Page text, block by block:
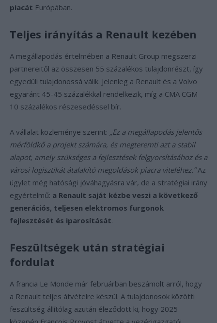
piacát Európában.
Teljes irányítás a Renault kezében
A megállapodás értelmében a Renault Group megszerzi
partnereitől az összesen 55 százalékos tulajdonrészt, így
egyedüli tulajdonossá válik. Jelenleg a Renault és a Volvo
egyaránt 45-45 százalékkal rendelkezik, míg a CMA CGM
10 százalékos részesedéssel bír.
A vállalat közleménye szerint: „Ez a megállapodás jelentős
mérföldkő a projekt számára, és megteremti azt a stabil
alapot, amely szükséges a fejlesztések felgyorsításához és a
városi logisztikát átalakító megoldások piacra viteléhez.”Az
ügylet még hatósági jóváhagyásra vár, de a stratégiai irány
egyértelmű: a Renault saját kézbe veszi a következő
generációs, teljesen elektromos furgonok
fejlesztését és iparosítását.
Feszültségek után stratégiai
fordulat
A francia Le Monde már februárban beszámolt arról, hogy
a Renault teljes átvételre készül. A tulajdonosok közötti
feszültség állítólag azután éleződött ki, hogy 2025